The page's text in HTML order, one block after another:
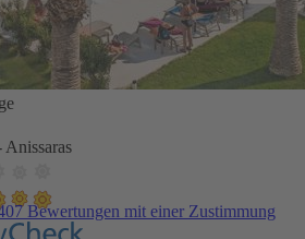
Bewertungen mit einer Zustimmung